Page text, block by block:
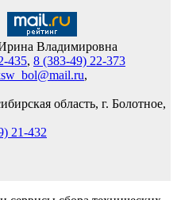
Владимировна
435, 8 (383-49) 22-373
,
область, г. Болотное,
21-432